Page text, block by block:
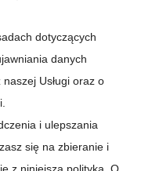
dotyczących
danych
Usługi oraz o
i ulepszania
się na zbieranie i